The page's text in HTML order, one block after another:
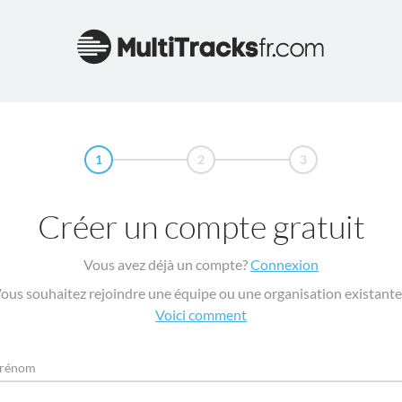
1 2 3
Créer un compte gratuit
Vous avez déjà un compte?Connexion
souhaitez rejoindre une équipe ou une organisation existante
Voici comment